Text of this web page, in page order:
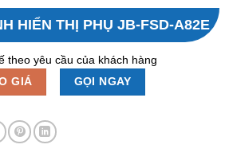
HIỂN THỊ PHỤ JB-FSD-A82E
theo yêu cầu của khách hàng
GIÁ GỌI NGAY